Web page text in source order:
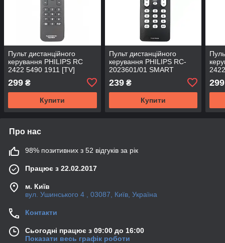
Пульт дистанційного
керування PHILIPS RC
2422 5490 1911 [TV]
299 ₴
Купити
Пульт дистанційного
керування PHILIPS RC-
2023601/01 SMART
239₴
Купити
299
Про нас
98% позитивних з 52 відгуків за рік
Працює з 22.02.2017
м. Київ
вул. Ушинського 4 , 03087, Київ, Україна
Контакти
Сьогодні працює з 09:00 до 16:00
Показати весь графік роботи